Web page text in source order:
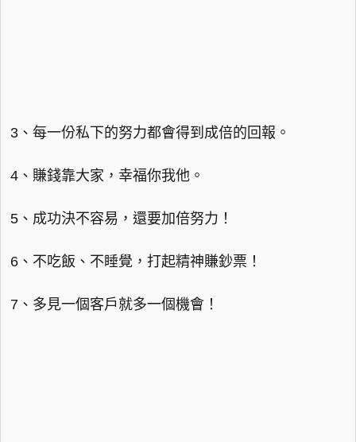
3、每一份私下的努力都會得到成倍的回報。
4、賺錢靠大家，幸福你我他。
5、成功決不容易，還要加倍努力！
6、不吃飯、不睡覺，打起精神賺鈔票！
7、多見一個客戶就多一個機會！